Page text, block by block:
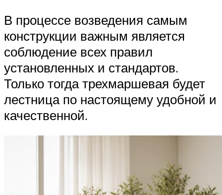
В процессе возведения самым
конструкции важным является
соблюдение всех правил
установленных и стандартов.
Только тогда трехмаршевая будет
лестница по настоящему удобной и
качественной.